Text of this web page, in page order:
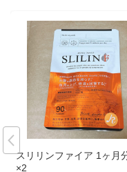
スリリンファイア 1ヶ月
×2